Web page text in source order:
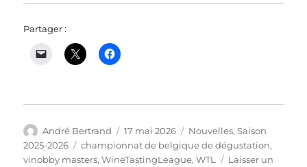
Partager :
Auteur
André Bertrand
Publié
le
17 mai 2026 Catégories
Nouvelles,Saison
2025-2026
Étiquettes
championnat de belgique de dégustation,
vinobby masters,WineTastingLeague,WTL
Laisser un